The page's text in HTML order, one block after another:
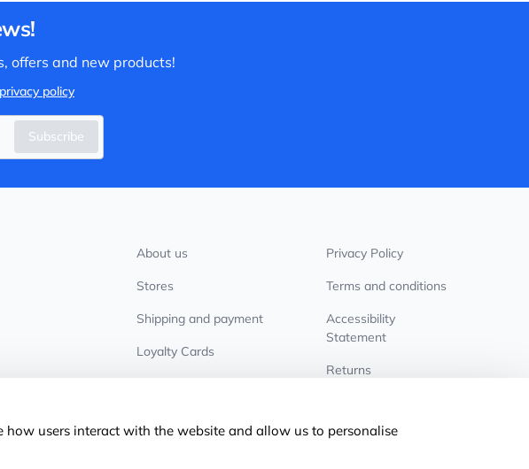
offers and new products!
privacy policy
Subscribe
About us
Stores
Shipping and payment
Loyalty Cards
Privacy Policy
Terms and conditions
Accessibility
Statement
Returns
how users interact with the website and allow us to personalise